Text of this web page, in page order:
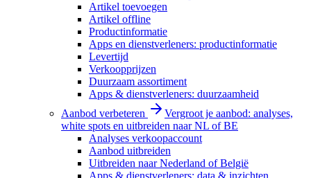
Artikel toevoegen
Artikel offline
Productinformatie
Apps en dienstverleners: productinformatie
Levertijd
Verkoopprijzen
Duurzaam assortiment
Apps & dienstverleners: duurzaamheid
Aanbod verbeteren
Vergroot je aanbod: analyses,
white spots en uitbreiden naar NL of BE
Analyses verkoopaccount
Aanbod uitbreiden
Uitbreiden naar Nederland of België
Apps & dienstverleners: data & inzichten